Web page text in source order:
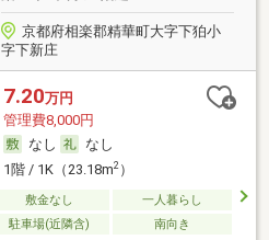
京都府相楽郡精華町大字下狛小
字下新庄
7.20万円
管理費8,000円
なし
なし
1階 / 1K（23.18m2）
敷金なし
一人暮らし
駐車場(近隣含) 南向き